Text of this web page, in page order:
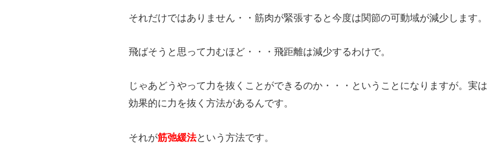
それだけではありません・・筋肉が緊張すると今度は関節の可動域が減少します。
飛ばそうと思って力むほど・・・飛距離は減少するわけで。
じゃあどうやって力を抜くことができるのか・・・ということになりますが。実は
効果的に力を抜く方法があるんです。
それが筋弛緩法という方法です。